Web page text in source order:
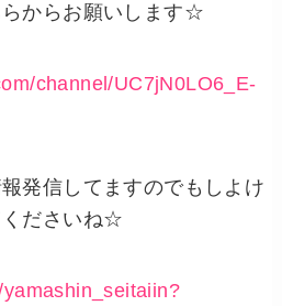
からお願いします☆
channel/UC7jN0LO6_E-
発信してますのでもしよけ
くださいね☆